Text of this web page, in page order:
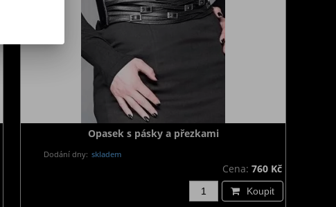
Opasek s pásky a přezkami
Dodání dny: skladem
Cena: 760 Kč
Koupit